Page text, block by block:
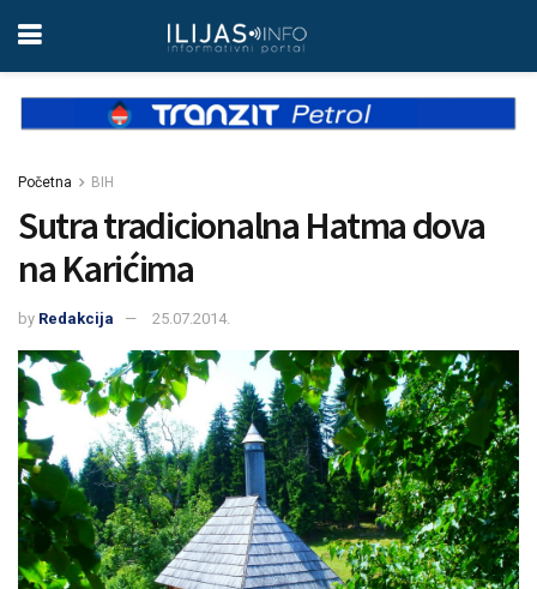
Početna BIH
Sutra tradicionalna Hatma dova
na Karićima
by Redakcija 25.07.2014.